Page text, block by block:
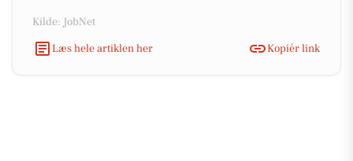
Kilde: JobNet
Læs hele artiklen her
Kopiér link